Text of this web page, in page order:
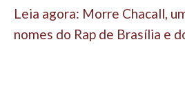
Leia agora: Morre Chacall,
nomes do Rap de Brasília e